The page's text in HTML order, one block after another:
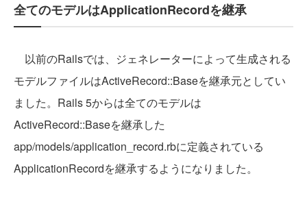
全てのモデルはApplicationRecordを継承
以前のRailsでは、ジェネレーターによって生成される
モデルファイルはActiveRecord::Baseを継承元としてい
ました。Rails 5からは全てのモデルは
ActiveRecord::Baseを継承した
app/models/application_record.rbに定義されている
ApplicationRecordを継承するようになりました。